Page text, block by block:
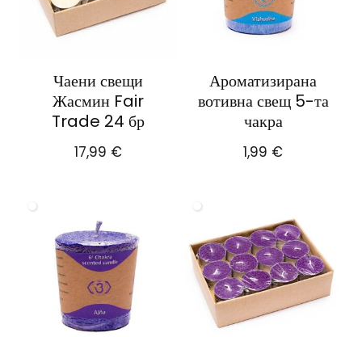
Чаени свещи
Жасмин Fair
Trade 24 бр
17,99 €
Ароматизирана
вотивна свещ 5-та
чакра
1,99 €